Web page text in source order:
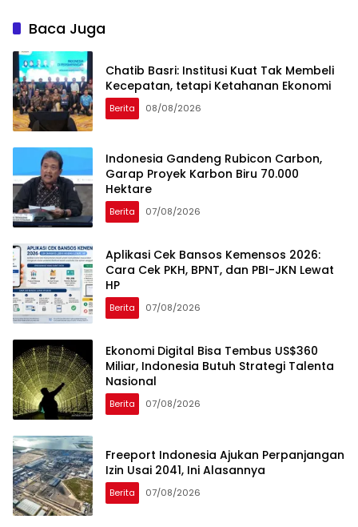
Baca Juga
Chatib Basri: Institusi Kuat Tak Membeli
Kecepatan, tetapi Ketahanan Ekonomi
Berita 08/08/2026
Indonesia Gandeng Rubicon Carbon,
Garap Proyek Karbon Biru 70.000
Hektare
Berita 07/08/2026
Aplikasi Cek Bansos Kemensos 2026:
Cara Cek PKH, BPNT, dan PBI-JKN Lewat
HP
Berita 07/08/2026
Ekonomi Digital Bisa Tembus US$360
Miliar, Indonesia Butuh Strategi Talenta
Nasional
Berita 07/08/2026
Freeport Indonesia Ajukan Perpanjangan
Izin Usai 2041, Ini Alasannya
Berita 07/08/2026